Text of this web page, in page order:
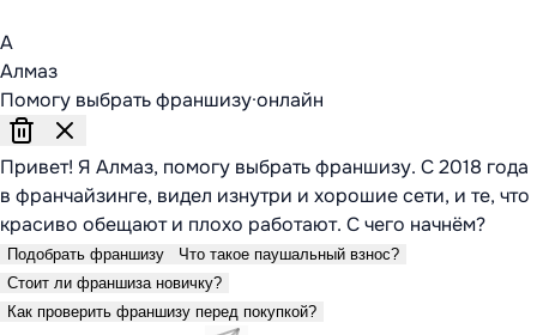
А
Алмаз
Помогу выбрать франшизу·онлайн
Привет! Я Алмаз, помогу выбрать франшизу. С 2018 года
в франчайзинге, видел изнутри и хорошие сети, и те, что
красиво обещают и плохо работают. С чего начнём?
Подобрать франшизу
Что такое паушальный взнос?
Стоит ли франшиза новичку?
Как проверить франшизу перед покупкой?